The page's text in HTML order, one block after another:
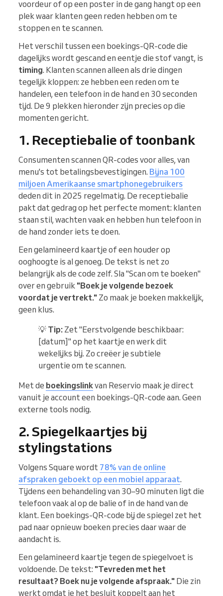
voordeur of op een poster in de gang hangt op een
plek waar klanten geen reden hebben om te
stoppen en te scannen.
Het verschil tussen een boekings-QR-code die
dagelijks wordt gescand en eentje die stof vangt, is
timing. Klanten scannen alleen als drie dingen
tegelijk kloppen: ze hebben een reden om te
handelen, een telefoon in de hand en 30 seconden
tijd. De 9 plekken hieronder zijn precies op die
momenten gericht.
1. Receptiebalie of toonbank
Consumenten scannen QR-codes voor alles, van
menu's tot betalingsbevestigingen. Bijna 100
miljoen Amerikaanse smartphonegebruikers
deden dit in 2025 regelmatig. De receptiebalie
pakt dat gedrag op het perfecte moment: klanten
staan stil, wachten vaak en hebben hun telefoon in
de hand zonder iets te doen.
Een gelamineerd kaartje of een houder op
ooghoogte is al genoeg. De tekst is net zo
belangrijk als de code zelf. Sla "Scan om te boeken"
over en gebruik "Boek je volgende bezoek
voordat je vertrekt." Zo maak je boeken makkelijk,
geen klus.
💡 Tip: Zet "Eerstvolgende beschikbaar:
[datum]" op het kaartje en werk dit
wekelijks bij. Zo creëer je subtiele
urgentie om te scannen.
Met de boekingslinkvan Reservio maak je direct
vanuit je account een boekings-QR-code aan. Geen
externe tools nodig.
2. Spiegelkaartjes bij
stylingstations
Volgens Square wordt 78% van de online
afspraken geboekt op een mobiel apparaat.
Tijdens een behandeling van 30–90 minuten ligt die
telefoon vaak al op de balie of in de hand van de
klant. Een boekings-QR-code bij de spiegel zet het
pad naar opnieuw boeken precies daar waar de
aandacht is.
Een gelamineerd kaartje tegen de spiegelvoet is
voldoende. De tekst: "Tevreden met het
resultaat? Boek nu je volgende afspraak." Die zin
werkt omdat je het besluit koppelt aan het